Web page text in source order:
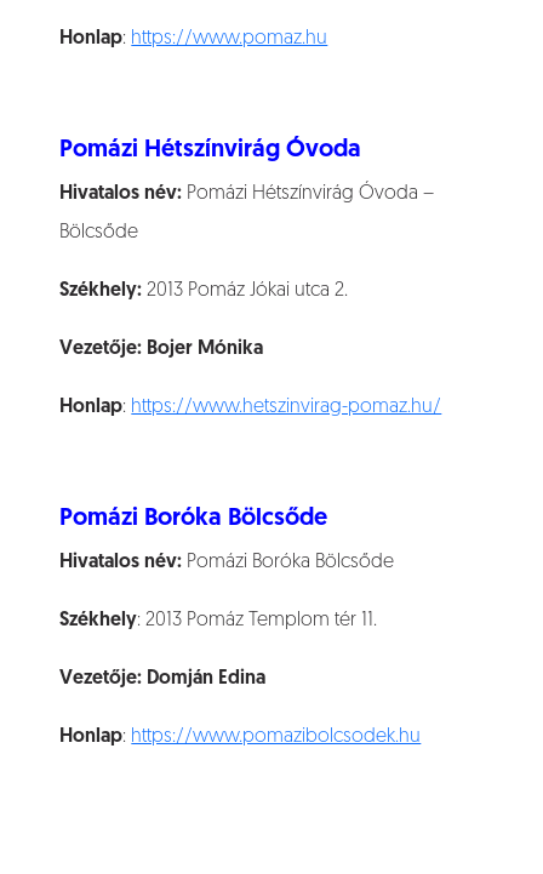
Honlap: https://www.pomaz.hu
Pomázi Hétszínvirág Óvoda
Hivatalos név: Pomázi Hétszínvirág Óvoda –
Bölcsőde
Székhely:2013 Pomáz Jókai utca 2.
Vezetője: Bojer Mónika
Honlap: https://www.hetszinvirag-pomaz.hu/
Pomázi Boróka Bölcsőde
Hivatalos név: Pomázi Boróka Bölcsőde
Székhely: 2013 Pomáz Templom tér 11.
Vezetője: Domján Edina
Honlap: https://www.pomazibolcsodek.hu